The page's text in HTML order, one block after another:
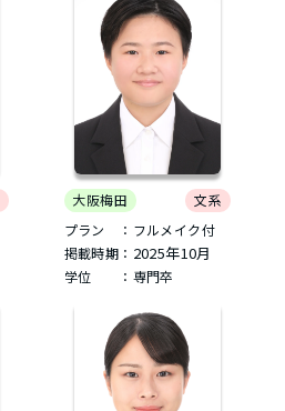
大阪梅田
文系
プラン ：フルメイク付
掲載時期： 2025年10月
学位 ：専門卒